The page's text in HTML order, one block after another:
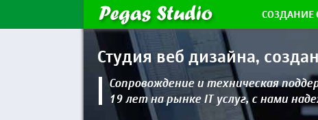
СОЗДАНИЕ
Студия веб дизайна,
Сопровождение и техническая
19 лет на рынке IT услуг, с нами